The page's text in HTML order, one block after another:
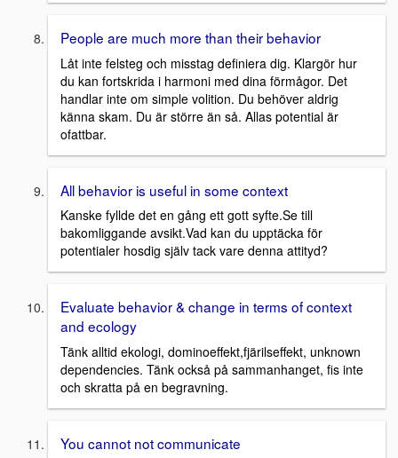
People are much more than their behavior
Låt inte felsteg och misstag definiera dig. Klargör hur
du kan fortskrida i harmoni med dina förmågor. Det
handlar inte om simple volition. Du behöver aldrig
känna skam. Du är större än så. Allas potential är
ofattbar.
All behavior is useful in some context
Kanske fyllde det en gång ett gott syfte.Se till
bakomliggande avsikt.Vad kan du upptäcka för
potentialer hosdig själv tack vare denna attityd?
Evaluate behavior & change in terms of context
and ecology
Tänk alltid ekologi, dominoeffekt,fjärilseffekt, unknown
dependencies. Tänk också på sammanhanget, fis inte
och skratta på en begravning.
You cannot not communicate